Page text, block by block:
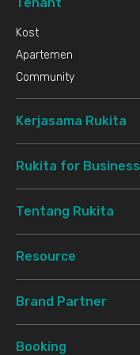
Kost
Apartemen
Community
Kerjasama Rukita
Rukita for Business
Tentang Rukita
Resource
Brand Partner
Booking